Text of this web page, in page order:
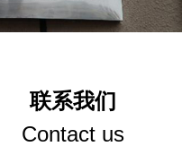
联系我们
Contact us